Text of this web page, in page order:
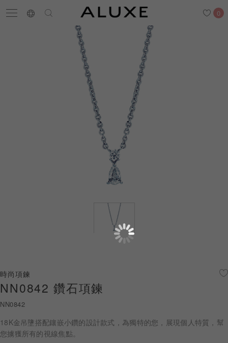
0
門市一覽
黃金金飾
關於ALUXE
嚴選鑽石
時尚項鍊
NN0842 鑽石項鍊
NN0842
18K金吊墬搭配鑲嵌小鑽的設計款式，為獨特的您，展現個人特質，幫
您擄獲所有的視線焦點。